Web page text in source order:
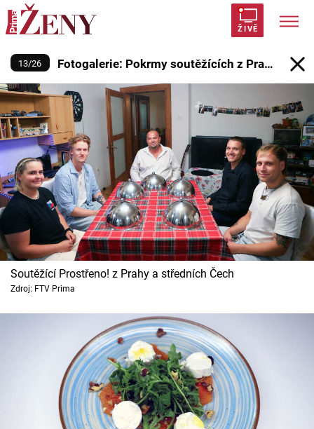
ŽIVĚ
Trendy: Polabí Inspekce Prostřeno!
AYTO?
Módní alarm
Zrádci Proměny
Témata
Celebrity
Vztahy
Seriály
Horoskopy
Sledujte prima+
Filmový festival Karlovy Vary
Pořady
Fotogalerie: Pokrmy soutěžících
13/26
Fotogalerie: Pokrmy soutěžících z Prahy
a středních Čech Prostřeno! S30 (166)
Soutěžící Prostřeno! z Prahy a středních Čech
Zdroj: FTV Prima